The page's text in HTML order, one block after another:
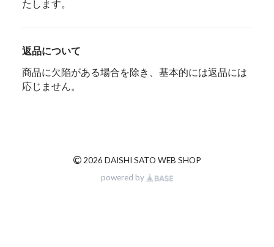
たします。
返品について
商品に欠陥がある場合を除き、基本的には返品には
応じません。
© 2026 DAISHI SATO WEB SHOP
powered by